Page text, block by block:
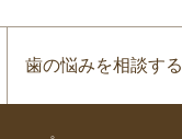
歯の悩みを相談する